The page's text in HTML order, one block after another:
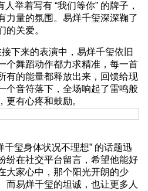
举着写有 “我们等你” 的牌子，
力量的氛围。易烊千玺深深鞠了
的关爱。
来的表演中，易烊千玺依旧
个舞蹈动作都力求精准，每一首
有的能量都释放出来，回馈给现
个音符落下，全场响起了雷鸣般
更有心疼和鼓励。
身体状况不理想” 的话题迅
纷在社交平台留言，希望他能好
大家心中，那个阳光开朗的少
而易烊千玺的坦诚，也让更多人